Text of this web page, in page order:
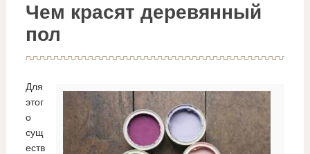
Чем красят деревянный
пол
Для
этог
о
сущ
еств